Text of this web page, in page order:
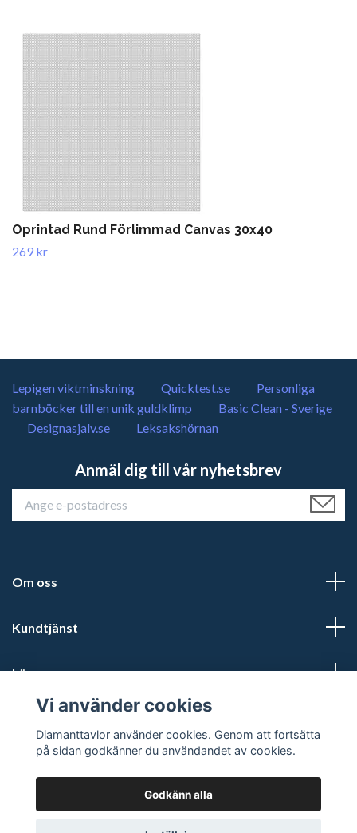
Oprintad Rund Förlimmad Canvas 30x40
269 kr
Lepigen viktminskning Quicktest.se
Personliga
barnböcker till en unik guldklimp
Basic Clean - Sverige
Designasjalv.se
Leksakshörnan
Anmäl dig till vår nyhetsbrev
Om oss
Kundtjänst
Läs mer
© 2026 Diamanttavlor
Vi använder cookies
Diamanttavlor använder cookies. Genom att fortsätta
på sidan godkänner du användandet av cookies.
Godkänn alla